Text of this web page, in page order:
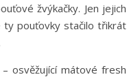
žvýkačky. Jen jejich
pouťovky stačilo třikrát
osvěžující mátové fresh